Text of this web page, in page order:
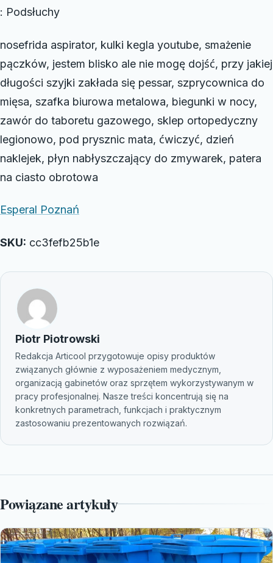
: Podsłuchy
nosefrida aspirator, kulki kegla youtube, smażenie
pączków, jestem blisko ale nie mogę dojść, przy jakiej
długości szyjki zakłada się pessar, szprycownica do
mięsa, szafka biurowa metalowa, biegunki w nocy,
zawór do taboretu gazowego, sklep ortopedyczny
legionowo, pod prysznic mata, ćwiczyć, dzień
naklejek, płyn nabłyszczający do zmywarek, patera
na ciasto obrotowa
Esperal Poznań
SKU: cc3fefb25b1e
Piotr Piotrowski
Redakcja Articool przygotowuje opisy produktów
związanych głównie z wyposażeniem medycznym,
organizacją gabinetów oraz sprzętem wykorzystywanym w
pracy profesjonalnej. Nasze treści koncentrują się na
konkretnych parametrach, funkcjach i praktycznym
zastosowaniu prezentowanych rozwiązań.
Powiązane artykuły